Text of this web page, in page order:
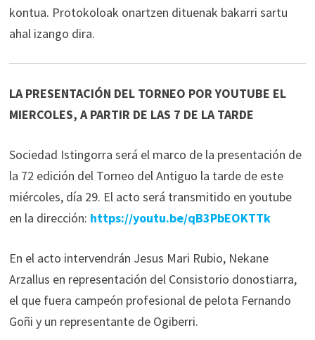
kontua. Protokoloak onartzen dituenak bakarri sartu
ahal izango dira.
LA PRESENTACIÓN DEL TORNEO POR YOUTUBE EL
MIERCOLES, A PARTIR DE LAS 7 DE LA TARDE
Sociedad Istingorra será el marco de la presentación de
la 72 edición del Torneo del Antiguo la tarde de este
miércoles, día 29. El acto será transmitido en youtube
en la dirección: https://youtu.be/qB3PbEOKTTk
En el acto intervendrán Jesus Mari Rubio, Nekane
Arzallus en representación del Consistorio donostiarra,
el que fuera campeón profesional de pelota Fernando
Goñi y un representante de Ogiberri.